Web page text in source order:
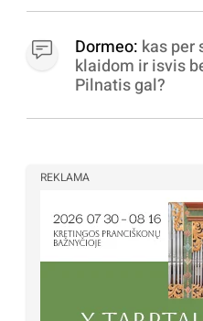
Dormeo: kas per
klaidom ir isvis
Pilnatis gal?
REKLAMA